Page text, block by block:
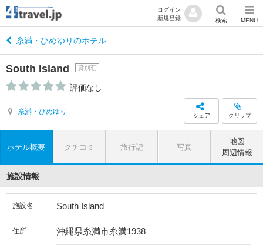
ログイン
新規登録
検索 MENU
糸満・ひめゆりのホテル
South Island 貸別荘
評価なし
糸満・ひめゆり シェア クリップ
ホテル概要 クチコミ 旅行記 写真
地図
周辺情報
施設情報
施設名 South Island
住所 沖縄県糸満市糸満1938